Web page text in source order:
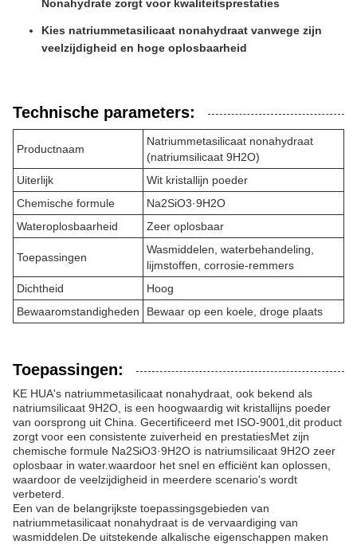
Nonahydrate zorgt voor kwaliteitsprestaties
Kies natriummetasilicaat nonahydraat vanwege zijn
veelzijdigheid en hoge oplosbaarheid
Technische parameters:
Productnaam
Natriummetasilicaat nonahydraat
(natriumsilicaat 9H2O)
Uiterlijk
Wit kristallijn poeder
Chemische formule
Na2SiO3·9H2O
Wateroplosbaarheid
Zeer oplosbaar
Toepassingen
Wasmiddelen, waterbehandeling,
lijmstoffen, corrosie-remmers
Dichtheid
Hoog
Bewaaromstandigheden
Bewaar op een koele, droge plaats
Toepassingen:
KE HUA's natriummetasilicaat nonahydraat, ook bekend als
natriumsilicaat 9H2O, is een hoogwaardig wit kristallijns poeder
van oorsprong uit China. Gecertificeerd met ISO-9001,dit product
zorgt voor een consistente zuiverheid en prestatiesMet zijn
chemische formule Na2SiO3·9H2O is natriumsilicaat 9H2O zeer
oplosbaar in water.waardoor het snel en efficiënt kan oplossen,
waardoor de veelzijdigheid in meerdere scenario's wordt
verbeterd.
Een van de belangrijkste toepassingsgebieden van
natriummetasilicaat nonahydraat is de vervaardiging van
wasmiddelen.De uitstekende alkalische eigenschappen maken